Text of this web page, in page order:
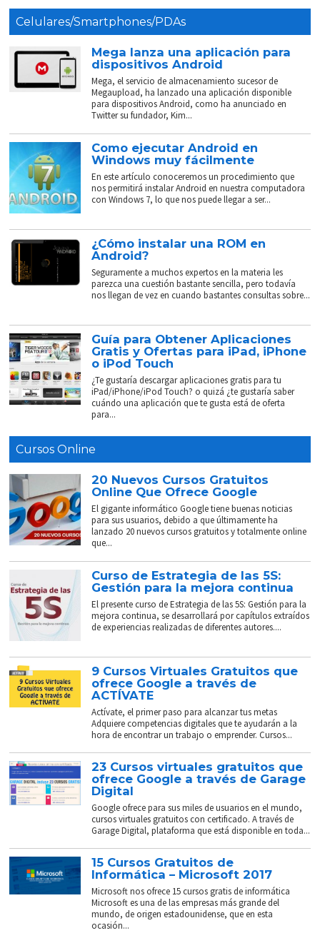
Celulares/Smartphones/PDAs
Mega lanza una aplicación para
dispositivos Android
Mega, el servicio de almacenamiento sucesor de
Megaupload, ha lanzado una aplicación disponible
para dispositivos Android, como ha anunciado en
Twitter su fundador, Kim...
Como ejecutar Android en
Windows muy fácilmente
En este artículo conoceremos un procedimiento que
nos permitirá instalar Android en nuestra computadora
con Windows 7, lo que nos puede llegar a ser...
¿Cómo instalar una ROM en
Android?
Seguramente a muchos expertos en la materia les
parezca una cuestión bastante sencilla, pero todavía
nos llegan de vez en cuando bastantes consultas sobre...
Guía para Obtener Aplicaciones
Gratis y Ofertas para iPad, iPhone
o iPod Touch
¿Te gustaría descargar aplicaciones gratis para tu
iPad/iPhone/iPod Touch? o quizá ¿te gustaría saber
cuándo una aplicación que te gusta está de oferta
para...
Cursos Online
20 Nuevos Cursos Gratuitos
Online Que Ofrece Google
El gigante informático Google tiene buenas noticias
para sus usuarios, debido a que últimamente ha
lanzado 20 nuevos cursos gratuitos y totalmente online
que...
Curso de Estrategia de las 5S:
Gestión para la mejora continua
El presente curso de Estrategia de las 5S: Gestión para la
mejora continua, se desarrollará por capítulos extraídos
de experiencias realizadas de diferentes autores....
9 Cursos Virtuales Gratuitos que
ofrece Google a través de
ACTÍVATE
Actívate, el primer paso para alcanzar tus metas
Adquiere competencias digitales que te ayudarán a la
hora de encontrar un trabajo o emprender. Cursos...
23 Cursos virtuales gratuitos que
ofrece Google a través de Garage
Digital
Google ofrece para sus miles de usuarios en el mundo,
cursos virtuales gratuitos con certificado. A través de
Garage Digital, plataforma que está disponible en toda...
15 Cursos Gratuitos de
Informática – Microsoft 2017
Microsoft nos ofrece 15 cursos gratis de informática
Microsoft es una de las empresas más grande del
mundo, de origen estadounidense, que en esta
ocasión...